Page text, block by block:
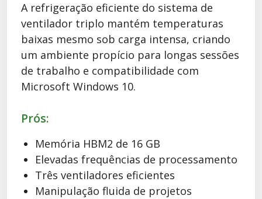
A refrigeração eficiente do sistema de
ventilador triplo mantém temperaturas
baixas mesmo sob carga intensa, criando
um ambiente propício para longas sessões
de trabalho e compatibilidade com
Microsoft Windows 10.
Prós:
Memória HBM2 de 16 GB
Elevadas frequências de processamento
Três ventiladores eficientes
Manipulação fluida de projetos